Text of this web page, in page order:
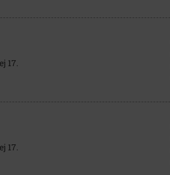
17.
17.